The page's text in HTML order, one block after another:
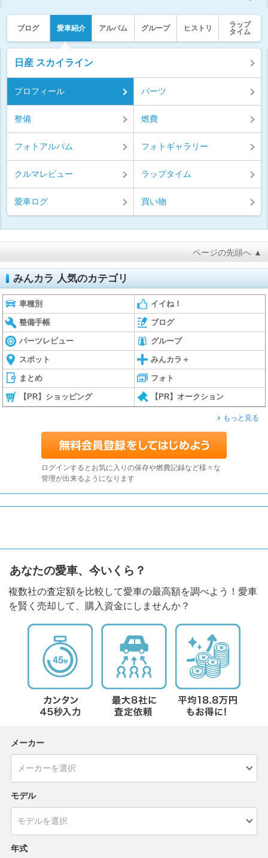
ブログ 愛車紹介 アルバム グループ ヒストリ
ラップ
タイム
日産 スカイライン
プロフィール パーツ
整備 燃費
フォトアルバム フォトギャラリー
クルマレビュー ラップタイム
愛車ログ 買い物
ページの先頭へ ▲
みんカラ 人気のカテゴリ
車種別 イイね！
整備手帳 ブログ
パーツレビュー グループ
スポット みんカラ＋
まとめ フォト
【PR】ショッピング 【PR】オークション
もっと見る
ログインするとお気に入りの保存や燃費記録など様々な
管理が出来るようになります
あなたの愛車、今いくら？
複数社の査定額を比較して愛車の最高額を調べよう！愛車
を賢く売却して、購入資金にしませんか？
メーカー
モデル
年式